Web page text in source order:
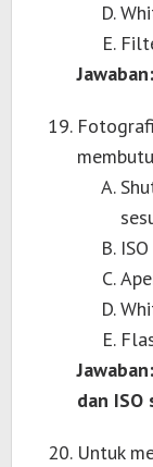
dan ISO
Untuk